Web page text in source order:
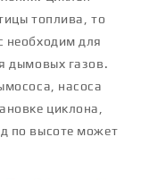
топлива, то
необходим для
дымовых газов.
насоса
циклона,
по высоте может